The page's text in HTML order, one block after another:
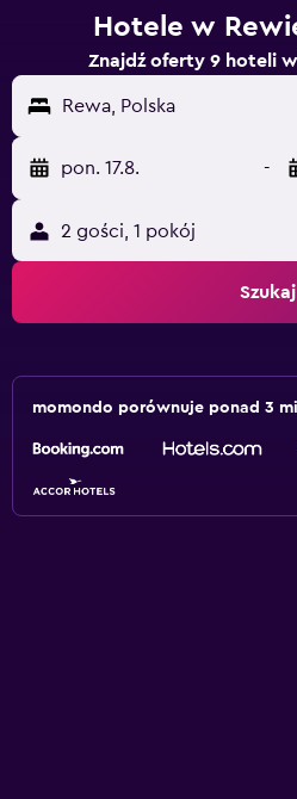
Hotele w
Znajdź oferty 9 hoteli
Rewa, Polska
pon. 17.8. -
2 gości, 1 pokój
Szukaj
momondo porównuje ponad 3